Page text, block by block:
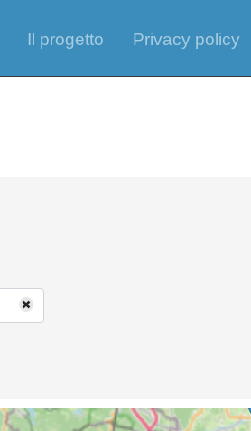
Il progetto Privacy policy